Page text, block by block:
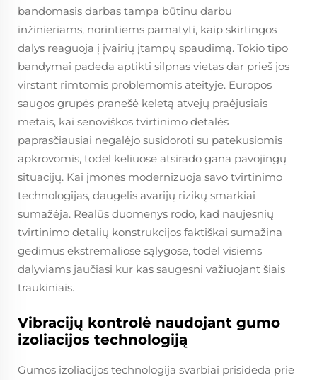
bandomasis darbas tampa būtinu darbu
inžinieriams, norintiems pamatyti, kaip skirtingos
dalys reaguoja į įvairių įtampų spaudimą. Tokio tipo
bandymai padeda aptikti silpnas vietas dar prieš jos
virstant rimtomis problemomis ateityje. Europos
saugos grupės pranešė keletą atvejų praėjusiais
metais, kai senoviškos tvirtinimo detalės
paprasčiausiai negalėjo susidoroti su patekusiomis
apkrovomis, todėl keliuose atsirado gana pavojingų
situacijų. Kai įmonės modernizuoja savo tvirtinimo
technologijas, daugelis avarijų rizikų smarkiai
sumažėja. Realūs duomenys rodo, kad naujesnių
tvirtinimo detalių konstrukcijos faktiškai sumažina
gedimus ekstremaliose sąlygose, todėl visiems
dalyviams jaučiasi kur kas saugesni važiuojant šiais
traukiniais.
Vibracijų kontrolė naudojant gumo
izoliacijos technologiją
Gumos izoliacijos technologija svarbiai prisideda prie